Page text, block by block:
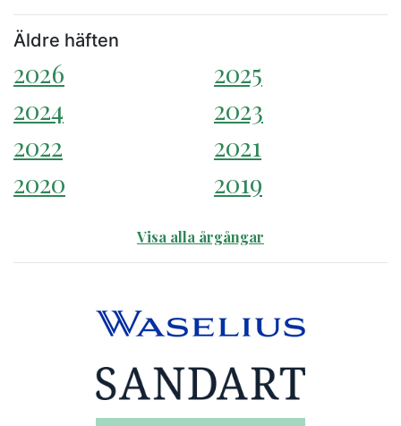
Äldre häften
2026
2025
2024
2023
2022
2021
2020
2019
Visa alla årgångar